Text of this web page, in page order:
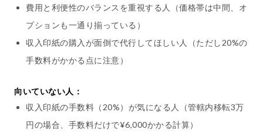
費用と利便性のバランスを重視する人（価格帯は中間、オ
プションも一通り揃っている）
収入印紙の購入が面倒で代行してほしい人（ただし20%の
手数料がかかる点に注意）
向いていない人：
収入印紙の手数料（20%）が気になる人（管轄内移転3万
円の場合、手数料だけで¥6,000かかる計算）